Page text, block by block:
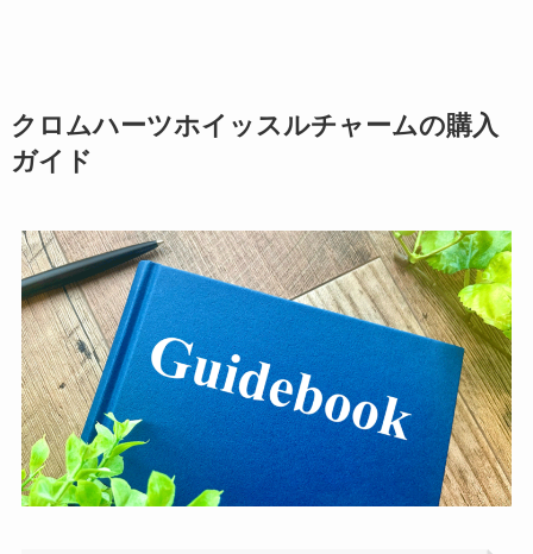
クロムハーツホイッスルチャームの購入
ガイド